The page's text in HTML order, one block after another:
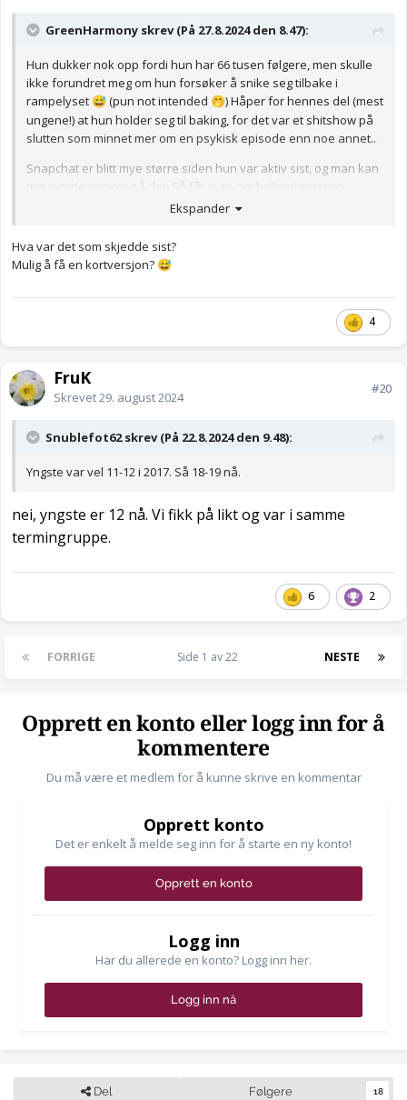
GreenHarmony skrev (På 27.8.2024 den 8.47):
Hun dukker nok opp fordi hun har 66 tusen følgere, men skulle
ikke forundret meg om hun forsøker å snike seg tilbake i
rampelyset 😅 (pun not intended 🤭) Håper for hennes del (mest
ungene!) at hun holder seg til baking, for det var et shitshow på
slutten som minnet mer om en psykisk episode enn noe annet..
Snapchat er blitt mye større siden hun var aktiv sist, og man kan
tjene gode penger på det. Så får vi se om bakeinteressen
fortsetter eller om det varsles jordskjelv igjen
Ekspander
Hva var det som skjedde sist?
Mulig å få en kortversjon? 😅
4
FruK
Skrevet29. august 2024
#20
Snublefot62 skrev (På 22.8.2024 den 9.48):
Yngste var vel 11-12 i 2017. Så 18-19 nå.
nei, yngste er 12 nå. Vi fikk på likt og var i samme
termingruppe.
6 2
FORRIGE NESTE
Side 1 av 22
Opprett en konto eller logg inn for å
kommentere
Du må være et medlem for å kunne skrive en kommentar
Opprett konto
Det er enkelt å melde seg inn for å starte en ny konto!
Opprett en konto
Logg inn
Har du allerede en konto? Logg inn her.
Logg inn nå
Del Følgere 18